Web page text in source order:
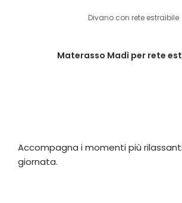
Divano con rete estraibile
Materasso Madì per rete
Accompagna i momenti più
giornata.